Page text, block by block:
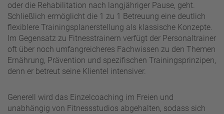
oder die Rehabilitation nach langjähriger Pause, geht.
Schließlich ermöglicht die 1 zu 1 Betreuung eine deutlich
flexiblere Trainingsplanerstellung als klassische Konzepte.
Im Gegensatz zu Fitnesstrainern verfügt der Personaltrainer
oft über noch umfangreicheres Fachwissen zu den Themen
Ernährung, Prävention und spezifischen Trainingsprinzipen,
denn er betreut seine Klientel intensiver.
Generell wird das Einzelcoaching im Freien und
unabhängig von Fitnessstudios abgehalten, sodass sich